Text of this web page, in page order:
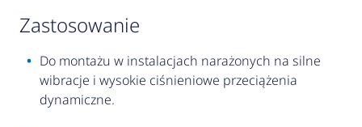
zastosowanie
Do montażu w instalacjach narażonych na silne
wibracje i wysokie ciśnieniowe przeciążenia
dynamiczne.